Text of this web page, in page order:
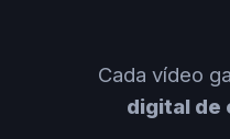
Cada vídeo
digital de